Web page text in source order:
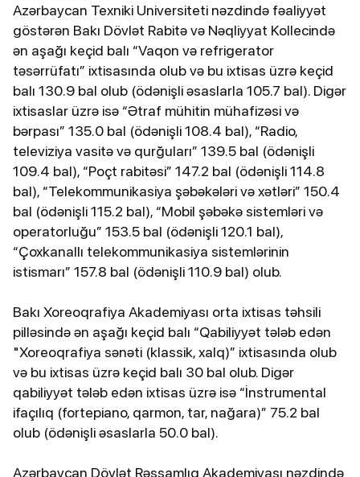
Azərbaycan Texniki Universiteti nəzdində fəaliyyət
göstərən Bakı Dövlət Rabitə və Nəqliyyat Kollecində
ən aşağı keçid balı “Vaqon və refrigerator
təsərrüfatı” ixtisasında olub və bu ixtisas üzrə keçid
balı 130.9 bal olub (ödənişli əsaslarla 105.7 bal). Digər
ixtisaslar üzrə isə “Ətraf mühitin mühafizəsi və
bərpası” 135.0 bal (ödənişli 108.4 bal), “Radio,
televiziya vasitə və qurğuları” 139.5 bal (ödənişli
109.4 bal), “Poçt rabitəsi” 147.2 bal (ödənişli 114.8
bal), “Telekommunikasiya şəbəkələri və xətləri” 150.4
bal (ödənişli 115.2 bal), “Mobil şəbəkə sistemləri və
operatorluğu” 153.5 bal (ödənişli 120.1 bal),
“Çoxkanallı telekommunikasiya sistemlərinin
istismarı” 157.8 bal (ödənişli 110.9 bal) olub.
Bakı Xoreoqrafiya Akademiyası orta ixtisas təhsili
pilləsində ən aşağı keçid balı “Qabiliyyət tələb edən
"Xoreoqrafiya sənəti (klassik, xalq)” ixtisasında olub
və bu ixtisas üzrə keçid balı 30 bal olub. Digər
qabiliyyət tələb edən ixtisas üzrə isə “İnstrumental
ifaçılıq (fortepiano, qarmon, tar, nağara)” 75.2 bal
olub (ödənişli əsaslarla 50.0 bal).
Azərbaycan Dövlət Rəssamlıq Akademiyası nəzdində